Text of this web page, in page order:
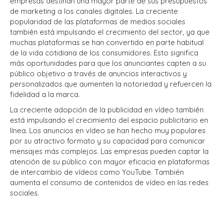
de marketing a los canales digitales. La creciente
popularidad de las plataformas de medios sociales
también está impulsando el crecimiento del sector, ya que
muchas plataformas se han convertido en parte habitual
de la vida cotidiana de los consumidores. Esto significa
más oportunidades para que los anunciantes capten a su
público objetivo a través de anuncios interactivos y
personalizados que aumenten la notoriedad y refuercen la
fidelidad a la marca.
La creciente adopción de la publicidad en vídeo también
está impulsando el crecimiento del espacio publicitario en
línea. Los anuncios en vídeo se han hecho muy populares
por su atractivo formato y su capacidad para comunicar
mensajes más complejos. Las empresas pueden captar la
atención de su público con mayor eficacia en plataformas
de intercambio de vídeos como YouTube. También
aumenta el consumo de contenidos de vídeo en las redes
sociales.